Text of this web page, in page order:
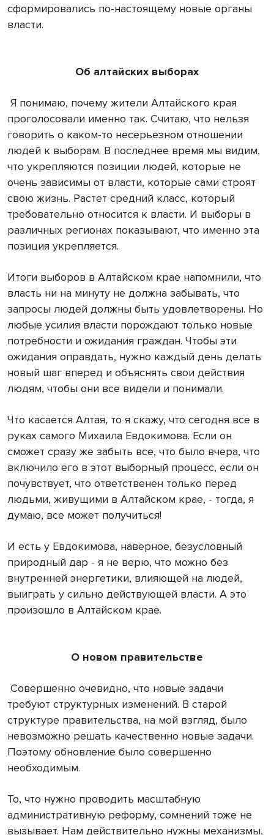
сформировались по-настоящему новые органы
власти.
Об алтайских выборах
Я понимаю, почему жители Алтайского края
проголосовали именно так. Считаю, что нельзя
говорить о каком-то несерьезном отношении
людей к выборам. В последнее время мы видим,
что укрепляются позиции людей, которые не
очень зависимы от власти, которые сами строят
свою жизнь. Растет средний класс, который
требовательно относится к власти. И выборы в
различных регионах показывают, что именно эта
позиция укрепляется.
Итоги выборов в Алтайском крае напомнили, что
власть ни на минуту не должна забывать, что
запросы людей должны быть удовлетворены. Но
любые усилия власти порождают только новые
потребности и ожидания граждан. Чтобы эти
ожидания оправдать, нужно каждый день делать
новый шаг вперед и объяснять свои действия
людям, чтобы они все видели и понимали.
Что касается Алтая, то я скажу, что сегодня все в
руках самого Михаила Евдокимова. Если он
сможет сразу же забыть все, что было вчера, что
включило его в этот выборный процесс, если он
почувствует, что ответственен только перед
людьми, живущими в Алтайском крае, - тогда, я
думаю, все может получиться!
И есть у Евдокимова, наверное, безусловный
природный дар - я не верю, что можно без
внутренней энергетики, влияющей на людей,
выиграть у сильно действующей власти. А это
произошло в Алтайском крае.
О новом правительстве
Совершенно очевидно, что новые задачи
требуют структурных изменений. В старой
структуре правительства, на мой взгляд, было
невозможно решать качественно новые задачи.
Поэтому обновление было совершенно
необходимым.
То, что нужно проводить масштабную
административную реформу, сомнений тоже не
вызывает. Нам действительно нужны механизмы,